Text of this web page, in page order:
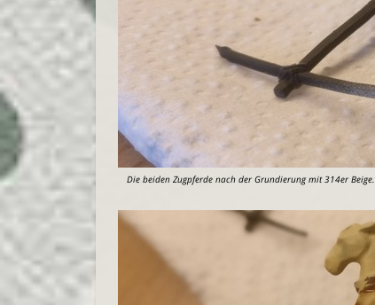
Die beiden Zugpferde nach der Grundierung mit 314er Beige.